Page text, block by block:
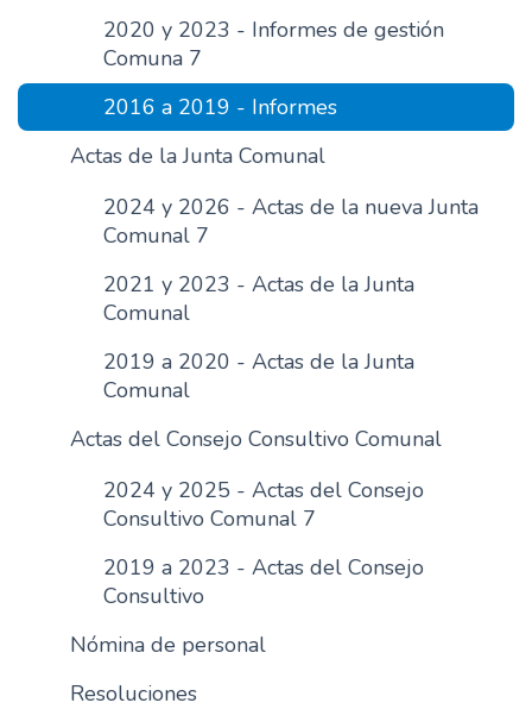
r
n
c
i
a
2020 y 2023 - Informes de gestión
Comuna 7
2016 a 2019 - Informes
Actas de la Junta Comunal
2024 y 2026 - Actas de la nueva Junta
Comunal 7
2021 y 2023 - Actas de la Junta
Comunal
2019 a 2020 - Actas de la Junta
Comunal
Actas del Consejo Consultivo Comunal
2024 y 2025 - Actas del Consejo
Consultivo Comunal 7
2019 a 2023 - Actas del Consejo
Consultivo
Nómina de personal
Resoluciones